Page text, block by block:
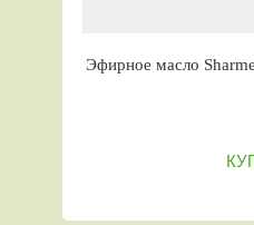
Эфирное масло